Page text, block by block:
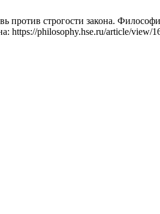
против строгости закона.
https://philosophy.hse.ru/article/view/